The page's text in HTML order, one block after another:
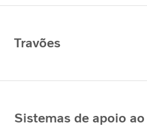
Travões
Sistemas de apoio